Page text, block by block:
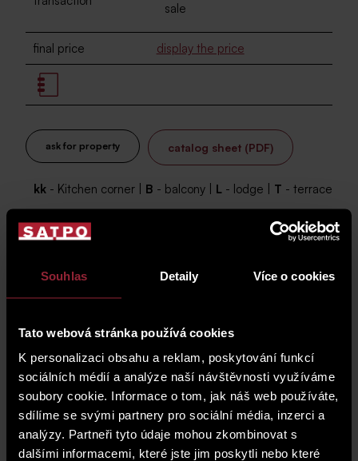
Souhlas Detaily Více o cookies
Tato webová stránka používá cookies
K personalizaci obsahu a reklam, poskytování funkcí
sociálních médií a analýze naší návštěvnosti využíváme
soubory cookie. Informace o tom, jak náš web používáte,
sdílíme se svými partnery pro sociální média, inzerci a
analýzy. Partneři tyto údaje mohou zkombinovat s
dalšími informacemi, které jste jim poskytli nebo které
sale
final price display the price
ask for property catalog sheet (PDF)
kk - Kitchen corner | B - balcony | L - lodge | T - terrace
Cuntact Us
Do you need more information about the property or
would you like to arrange a viewing? Fill out the form and
we will get back to you shortly.